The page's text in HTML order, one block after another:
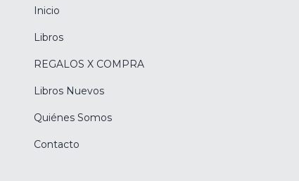
Inicio
Libros
REGALOS X COMPRA
Libros Nuevos
Quiénes Somos
Contacto